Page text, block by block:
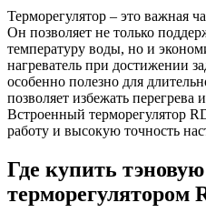
Терморегулятор – это важная
Он позволяет не только
температуру воды, но и
нагреватель при достижении
особенно полезно для
позволяет избежать перегрева
Встроенный терморегулятор
работу и высокую точность
Где купить
терморегулятором